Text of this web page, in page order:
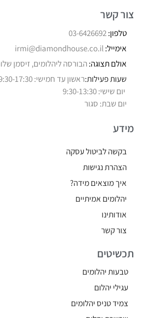
צור קשר
טלפון:03-6426692
אימייל:irmi@diamondhouse.co.il
אולם תצוגה: הבורסה ליהלומים, זיסמן שלום 1, רמת
שעות פעילות:ראשון עד חמישי: 9:30-17:30
יום שישי: 9:30-13:30
יום שבת: סגור
מידע
בקשה לביטול עסקה
הצהרת נגישות
איך מוצאים מידה?
יהלומים אמיתיים
אודותינו
צור קשר
תכשיטים
טבעות יהלומים
עגילי יהלום
צמיד טניס יהלומים